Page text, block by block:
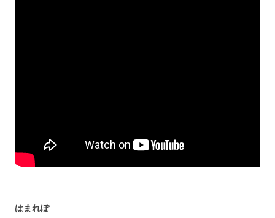
はまれぽ